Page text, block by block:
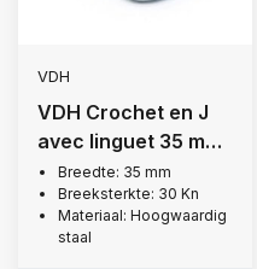
VDH
VDH Crochet en J
avec linguet 35 mm,
3 000 kg
Breedte: 35 mm
Breeksterkte: 30 Kn
Materiaal: Hoogwaardig
staal